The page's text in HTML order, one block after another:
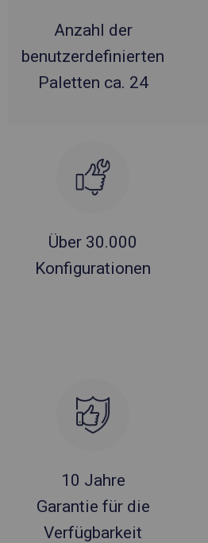
Anzahl der
benutzerdefinierten
Paletten ca. 24
Über 30.000
Konfigurationen
10 Jahre
Garantie für die
Verfügbarkeit